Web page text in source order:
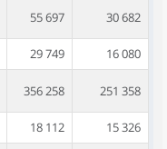
55 697 30 682
29 749
16 080
356 258 251 358
18 112
15 326